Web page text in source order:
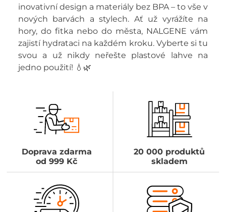
inovativní design a materiály bez BPA – to vše v
nových barvách a stylech. Ať už vyrážíte na
hory, do fitka nebo do města, NALGENE vám
zajistí hydrataci na každém kroku. Vyberte si tu
svou a už nikdy neřešte plastové lahve na
jedno použití! 💧🌿
Doprava zdarma
od 999 Kč
20 000 produktů
skladem